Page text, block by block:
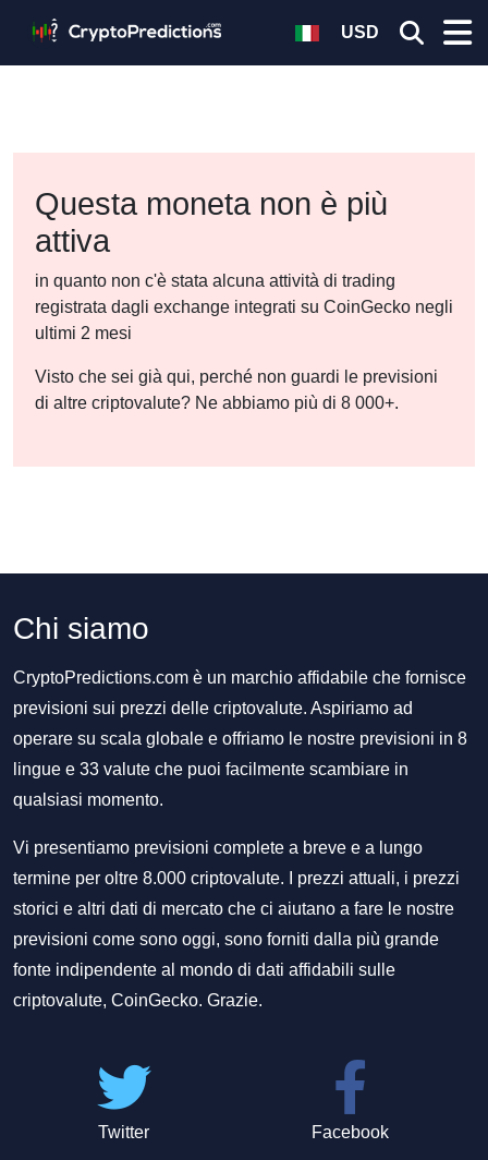
USD
Questa moneta non è più
attiva
in quanto non c'è stata alcuna attività di trading
registrata dagli exchange integrati su CoinGecko negli
ultimi 2 mesi
Visto che sei già qui, perché non guardi le previsioni
di altre criptovalute? Ne abbiamo più di 8 000+.
Chi siamo
CryptoPredictions.com è un marchio affidabile che fornisce
previsioni sui prezzi delle criptovalute. Aspiriamo ad
operare su scala globale e offriamo le nostre previsioni in 8
lingue e 33 valute che puoi facilmente scambiare in
qualsiasi momento.
Vi presentiamo previsioni complete a breve e a lungo
termine per oltre 8.000 criptovalute. I prezzi attuali, i prezzi
storici e altri dati di mercato che ci aiutano a fare le nostre
previsioni come sono oggi, sono forniti dalla più grande
fonte indipendente al mondo di dati affidabili sulle
criptovalute, CoinGecko. Grazie.
Twitter Facebook